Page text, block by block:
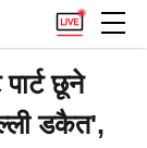
छूने
डकैत',